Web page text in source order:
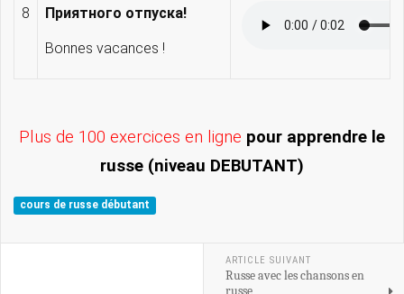
8 Приятного отпуска!
Bonnes vacances !
Plus de 100 exercices en ligne pour apprendre le
russe (niveau DEBUTANT)
cours de russe débutant
ARTICLE SUIVANT
Russe avec les chansons en